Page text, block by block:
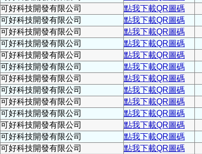
可好科技開發有限公司
點我下載QR圖碼
可好科技開發有限公司
點我下載QR圖碼
可好科技開發有限公司
點我下載QR圖碼
可好科技開發有限公司
點我下載QR圖碼
可好科技開發有限公司
點我下載QR圖碼
可好科技開發有限公司
點我下載QR圖碼
可好科技開發有限公司
點我下載QR圖碼
可好科技開發有限公司
點我下載QR圖碼
可好科技開發有限公司
點我下載QR圖碼
可好科技開發有限公司
點我下載QR圖碼
可好科技開發有限公司
點我下載QR圖碼
可好科技開發有限公司
點我下載QR圖碼
可好科技開發有限公司
點我下載QR圖碼